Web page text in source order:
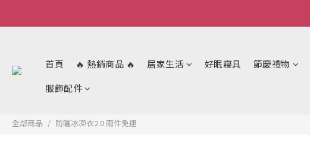
首頁 🔥 熱銷商品 🔥 居家生活 好眠寢具 節慶禮物
服飾配件
全部商品 防曬冰凍衣2.0 兩件免運